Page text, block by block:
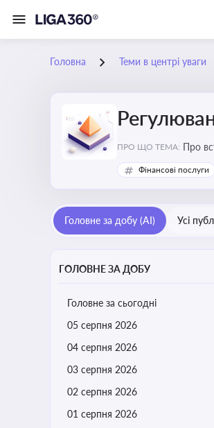
Головна Теми в центрі уваги
ПРО ЩО ТЕМА: Про
Фінансові послуги
Головне за добу (AI) Усі
ГОЛОВНЕ ЗА ДОБУ
Головне за сьогодні
05 серпня 2026
04 серпня 2026
03 серпня 2026
02 серпня 2026
01 серпня 2026